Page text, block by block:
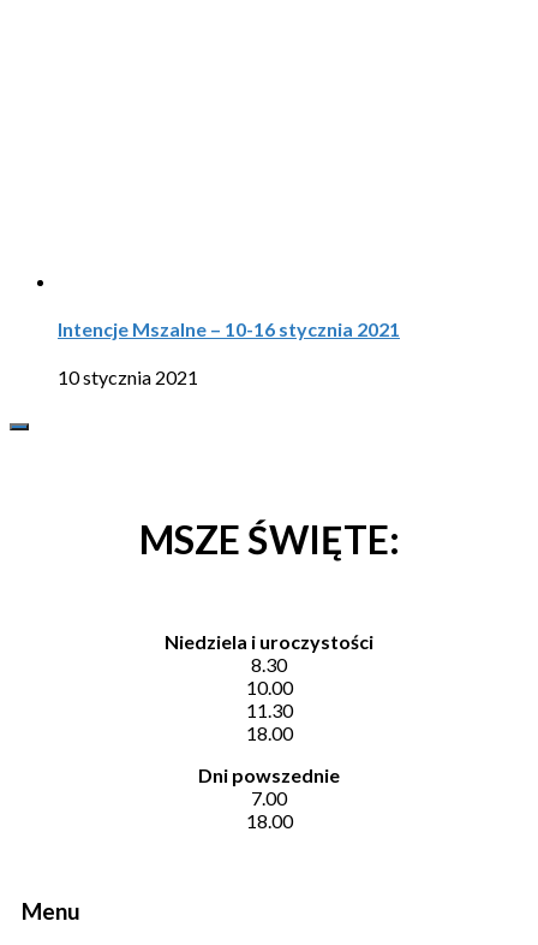
Intencje Mszalne – 10-16 stycznia 2021
10 stycznia 2021
MSZE ŚWIĘTE:
Niedziela i uroczystości
8.30
10.00
11.30
18.00
Dni powszednie
7.00
18.00
Menu